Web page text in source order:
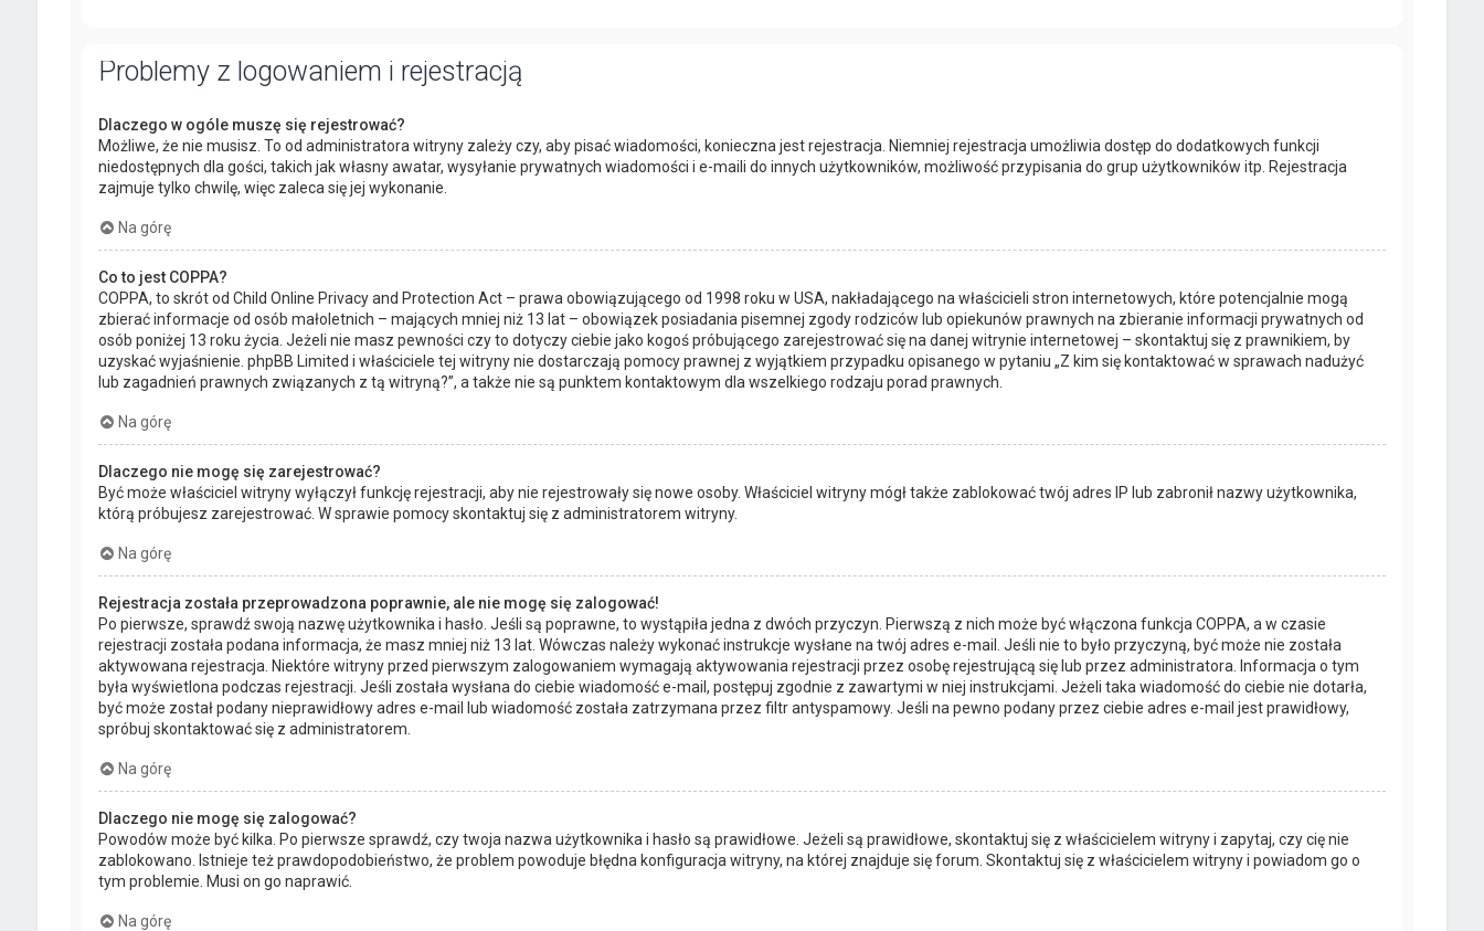
Problemy z logowaniem i rejestracją
Dlaczego w ogóle muszę się rejestrować?
Możliwe, że nie musisz. To od administratora witryny zależy czy, aby pisać wiadomości, konieczna jest rejestracja. Niemniej rejestracja umożliwia dostęp do dodatkowych funkcji
niedostępnych dla gości, takich jak własny awatar, wysyłanie prywatnych wiadomości i e-maili do innych użytkowników, możliwość przypisania do grup użytkowników itp. Rejestracja
zajmuje tylko chwilę, więc zaleca się jej wykonanie.
Na górę
Co to jest COPPA?
COPPA, to skrót od Child Online Privacy and Protection Act – prawa obowiązującego od 1998 roku w USA, nakładającego na właścicieli stron internetowych, które potencjalnie mogą
zbierać informacje od osób małoletnich – mających mniej niż 13 lat – obowiązek posiadania pisemnej zgody rodziców lub opiekunów prawnych na zbieranie informacji prywatnych od
osób poniżej 13 roku życia. Jeżeli nie masz pewności czy to dotyczy ciebie jako kogoś próbującego zarejestrować się na danej witrynie internetowej – skontaktuj się z prawnikiem, by
uzyskać wyjaśnienie. phpBB Limited i właściciele tej witryny nie dostarczają pomocy prawnej z wyjątkiem przypadku opisanego w pytaniu „Z kim się kontaktować w sprawach nadużyć
lub zagadnień prawnych związanych z tą witryną?”, a także nie są punktem kontaktowym dla wszelkiego rodzaju porad prawnych.
Na górę
Dlaczego nie mogę się zarejestrować?
Być może właściciel witryny wyłączył funkcję rejestracji, aby nie rejestrowały się nowe osoby. Właściciel witryny mógł także zablokować twój adres IP lub zabronił nazwy użytkownika,
którą próbujesz zarejestrować. W sprawie pomocy skontaktuj się z administratorem witryny.
Na górę
Rejestracja została przeprowadzona poprawnie, ale nie mogę się zalogować!
Po pierwsze, sprawdź swoją nazwę użytkownika i hasło. Jeśli są poprawne, to wystąpiła jedna z dwóch przyczyn. Pierwszą z nich może być włączona funkcja COPPA, a w czasie
rejestracji została podana informacja, że masz mniej niż 13 lat. Wówczas należy wykonać instrukcje wysłane na twój adres e-mail. Jeśli nie to było przyczyną, być może nie została
aktywowana rejestracja. Niektóre witryny przed pierwszym zalogowaniem wymagają aktywowania rejestracji przez osobę rejestrującą się lub przez administratora. Informacja o tym
była wyświetlona podczas rejestracji. Jeśli została wysłana do ciebie wiadomość e-mail, postępuj zgodnie z zawartymi w niej instrukcjami. Jeżeli taka wiadomość do ciebie nie dotarła,
być może został podany nieprawidłowy adres e-mail lub wiadomość została zatrzymana przez filtr antyspamowy. Jeśli na pewno podany przez ciebie adres e-mail jest prawidłowy,
spróbuj skontaktować się z administratorem.
Na górę
Dlaczego nie mogę się zalogować?
Powodów może być kilka. Po pierwsze sprawdź, czy twoja nazwa użytkownika i hasło są prawidłowe. Jeżeli są prawidłowe, skontaktuj się z właścicielem witryny i zapytaj, czy cię nie
zablokowano. Istnieje też prawdopodobieństwo, że problem powoduje błędna konfiguracja witryny, na której znajduje się forum. Skontaktuj się z właścicielem witryny i powiadom go o
tym problemie. Musi on go naprawić.
Na górę